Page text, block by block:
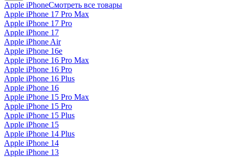
Apple iPhoneСмотреть все товары
Apple iPhone 17 Pro Max
Apple iPhone 17 Pro
Apple iPhone 17
Apple iPhone Air
Apple iPhone 16e
Apple iPhone 16 Pro Max
Apple iPhone 16 Pro
Apple iPhone 16 Plus
Apple iPhone 16
Apple iPhone 15 Pro Max
Apple iPhone 15 Pro
Apple iPhone 15 Plus
Apple iPhone 15
Apple iPhone 14 Plus
Apple iPhone 14
Apple iPhone 13